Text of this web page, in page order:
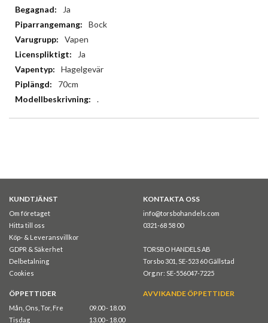
Ja
Bock
Vapen
Ja
Hagelgevär
70cm
.
KUNDTJÄNST
Om företaget
Hitta till oss
Köp- & Leveransvillkor
GDPR & Säkerhet
Delbetalning
Cookies
KONTAKTA OSS
info@torsbohandels.com
0321-68 58 00
TORSBO HANDELS AB
Torsbo 301, SE-523 60 Gällstad
Org.nr: SE-556047-7225
ÖPPETTIDER
Mån, Ons, Tor, Fre
09.00 - 18.00
Tisdag
13.00 - 18.00
AVVIKANDE ÖPPETTIDER